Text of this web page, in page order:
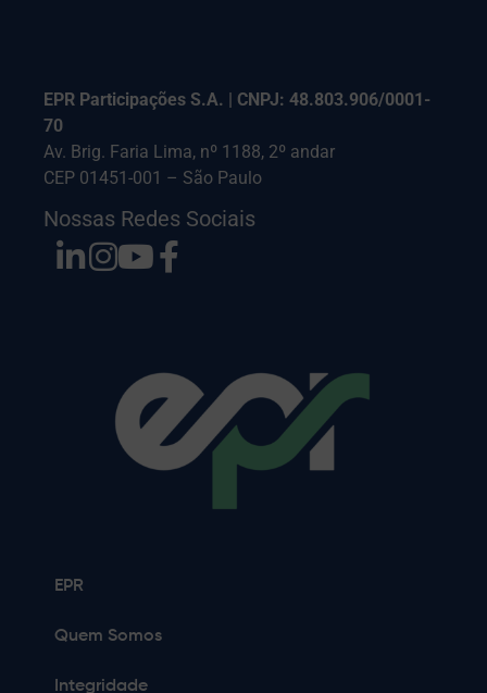
EPR Participações S.A. | CNPJ: 48.803.906/0001-
70
Av. Brig. Faria Lima, nº 1188, 2º andar
CEP 01451-001 – São Paulo
Nossas Redes Sociais
EPR
Quem Somos
Integridade